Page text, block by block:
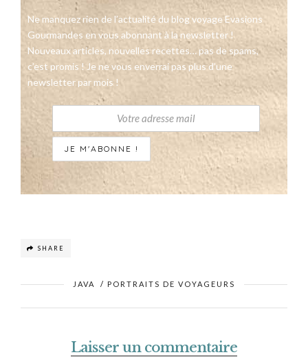
Ne manquez rien de l’actualité du blog voyage Evasions
Gourmandes en vous abonnant à la newsletter !
Nouveaux articles, nouvelles recettes… pas de spams,
c’est promis ! Je ne vous enverrai pas plus d’une
newsletter par mois !
SHARE
JAVA / PORTRAITS DE VOYAGEURS
Laisser un commentaire